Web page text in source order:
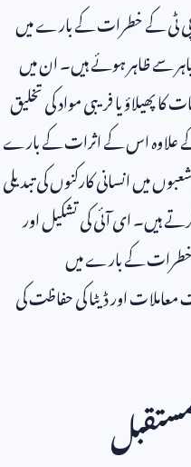
ٹی کے خطرات کے بارے میں
سے ظاہر ہوئے ہیں۔ ان میں
پھیلاؤ یا فریبی مواد کی تخلیق
علاوہ اس کے اثرات کے بارے
میں انسانی کارکنوں کی تبدیلی
ہیں۔ ای آئی کی تشکیل اور
خطرات کے بارے میں
اور ڈیٹا کی حفاظت کی